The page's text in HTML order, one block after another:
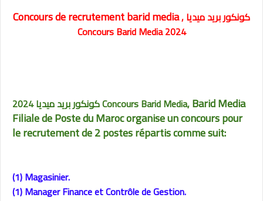
كونكور بريد ميديا ,Concours de recrutement barid media
2024 Concours Barid Media
كونكور بريد ميديا 2024 Concours Barid Media,Barid Media
Filiale de Poste du Maroc organise un concours pour
le recrutement de 2 postes répartis comme suit:
(1) Magasinier.
(1) Manager Finance et Contrôle de Gestion.